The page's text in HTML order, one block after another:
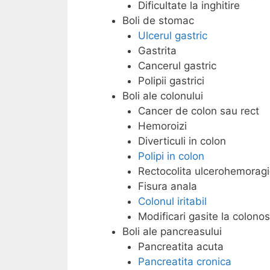
Dificultate la inghitire
Boli de stomac
Ulcerul gastric
Gastrita
Cancerul gastric
Polipii gastrici
Boli ale colonului
Cancer de colon sau rect
Hemoroizi
Diverticuli in colon
Polipi in colon
Rectocolita
Fisura anala
Colonul iritabil
Modificari gasite la
Boli ale pancreasului
Pancreatita acuta
Pancreatita cronica